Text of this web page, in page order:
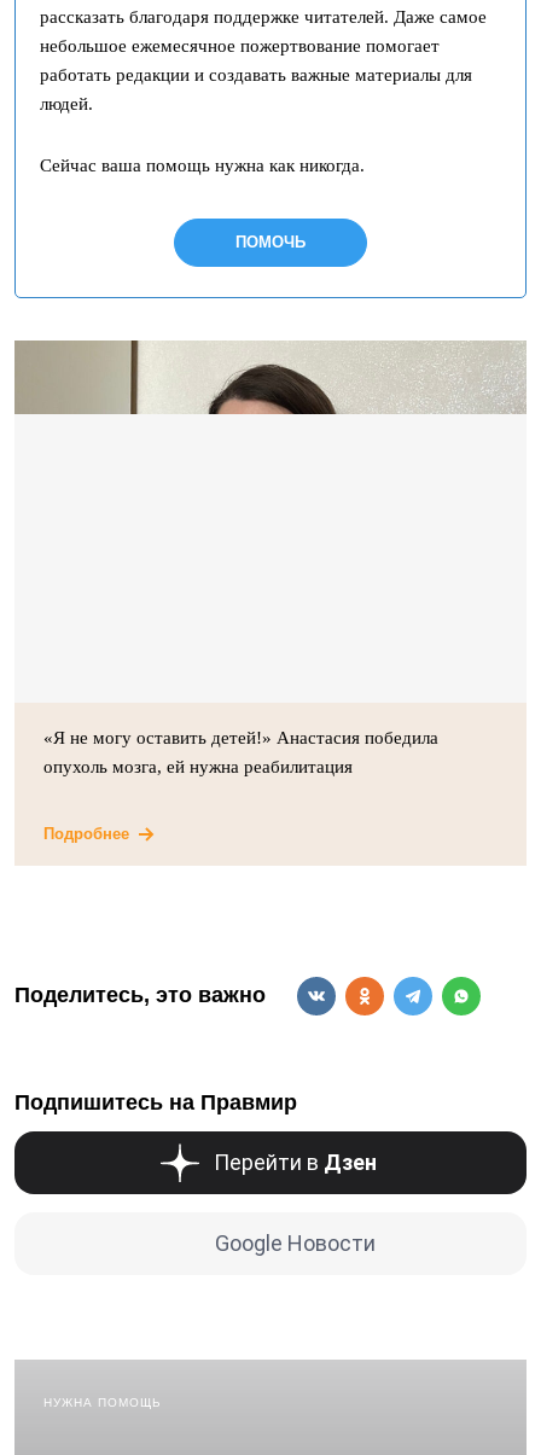
рассказать благодаря поддержке читателей. Даже самое
небольшое ежемесячное пожертвование помогает
работать редакции и создавать важные материалы для
людей.
Сейчас ваша помощь нужна как никогда.
ПОМОЧЬ
«Я не могу оставить детей!» Анастасия победила
опухоль мозга, ей нужна реабилитация
Подробнее
Поделитесь, это важно
Подпишитесь на Правмир
Перейти в Дзен
Google Новости
НУЖНА ПОМОЩЬ